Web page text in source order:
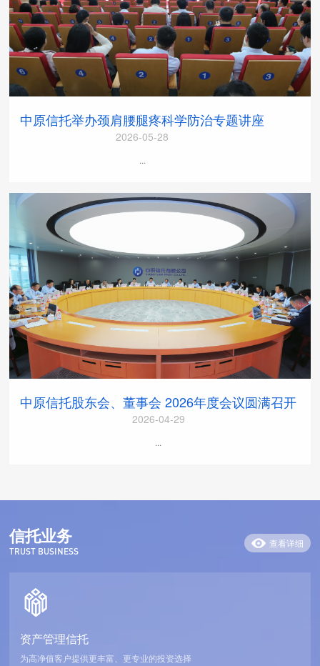
中原信托举办颈肩腰腿疼科学防治专题讲座
2026-05-28
...
中原信托股东会、董事会 2026年度会议圆满召开
2026-04-29
...
信托业务
TRUST BUSINESS
查看详细
资产管理信托
为高净值客户提供更丰富、更专业的投资选择